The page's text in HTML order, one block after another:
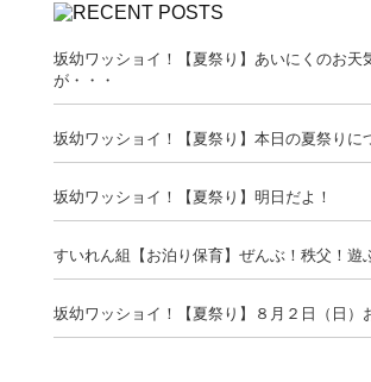
坂幼ワッショイ！【夏祭り】あいにくのお天
が・・・
坂幼ワッショイ！【夏祭り】本日の夏祭りに
坂幼ワッショイ！【夏祭り】明日だよ！
すいれん組【お泊り保育】ぜんぶ！秩父！遊
坂幼ワッショイ！【夏祭り】８月２日（日）